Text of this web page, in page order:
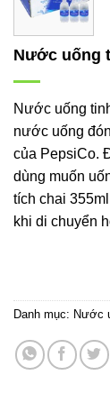
Nước uống
Nước uống
nước uống
của PepsiCo.
dùng muốn
tích chai
khi di chuyển
Danh mục: Nước